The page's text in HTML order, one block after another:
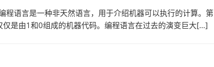
程语言是一种非天然语言，用于介绍机器可以执行的计算。第
是由1和0组成的机器代码。编程语言在过去的演变巨大[…]